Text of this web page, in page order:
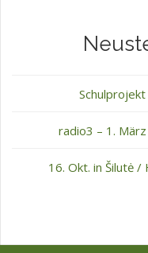
radio3 – 1.
16. Okt. in Šilutė